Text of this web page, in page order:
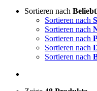
Sortieren nach
Sortieren nach
Sortieren nach
Sortieren nach
Sortieren nach
Sortieren nach